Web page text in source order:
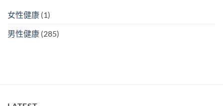
女性健康 (1)
男性健康 (285)